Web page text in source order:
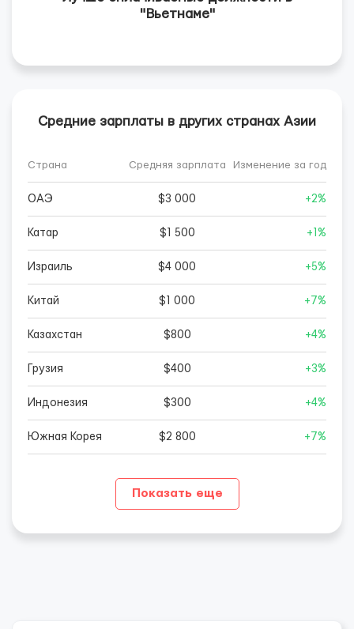
"Вьетнаме"
Средние зарплаты в других странах Азии
Страна Средняя зарплата Изменение за год
ОАЭ $3 000 +2%
Катар $1 500 +1%
Израиль $4 000 +5%
Китай $1 000 +7%
Казахстан $800 +4%
Грузия $400 +3%
Индонезия $300 +4%
Южная Корея $2 800 +7%
Показать еще